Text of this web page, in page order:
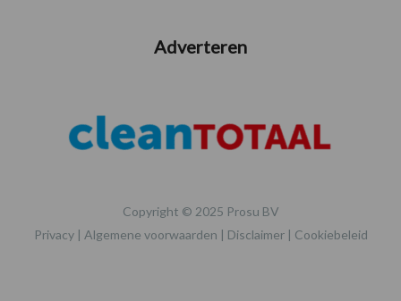
Adverteren
Copyright © 2025 Prosu BV
Privacy| Algemene voorwaarden | Disclaimer| Cookiebeleid